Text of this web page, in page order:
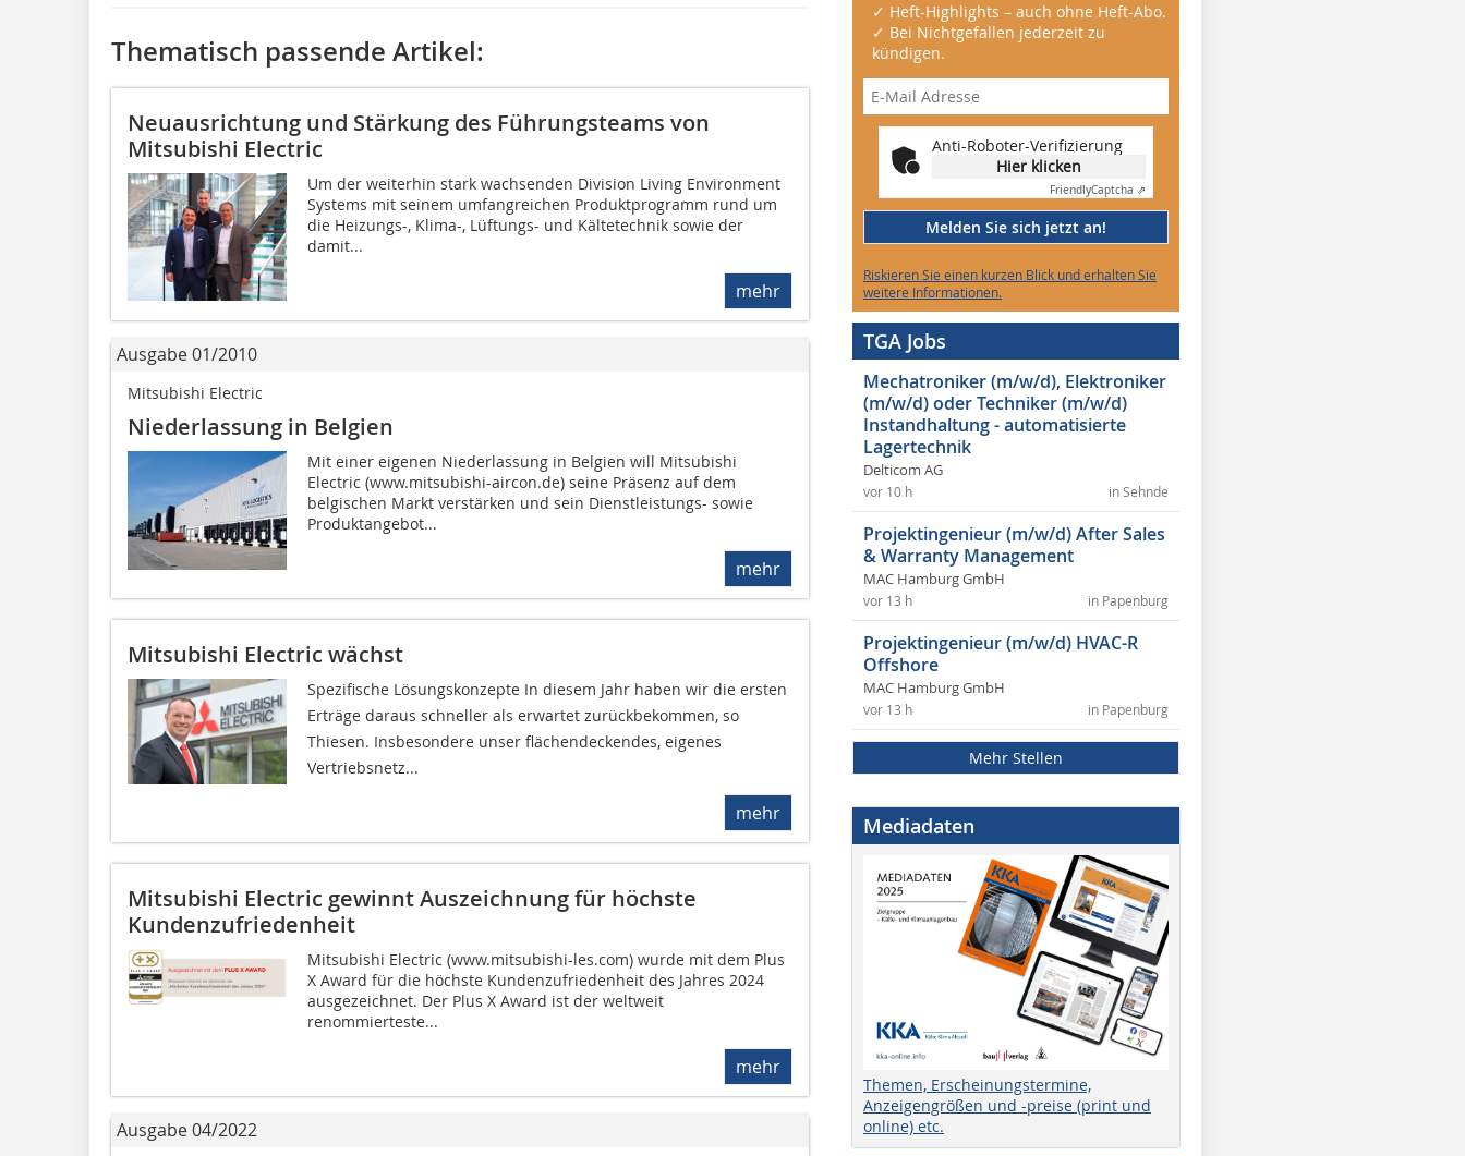
Thematisch passende Artikel:
Neuausrichtung und Stärkung des Führungsteams von
Mitsubishi Electric
Um der weiterhin stark wachsenden Division Living Environment
Systems mit seinem umfangreichen Produktprogramm rund um
die Heizungs-, Klima-, Lüftungs- und Kältetechnik sowie der
damit...
mehr
Ausgabe 01/2010
Mitsubishi Electric
Niederlassung in Belgien
Mit einer eigenen Niederlassung in Belgien will Mitsubishi
Electric (www.mitsubishi-aircon.de) seine Präsenz auf dem
belgischen Markt verstärken und sein Dienstleistungs- sowie
Produkt­angebot...
mehr
Mitsubishi Electric wächst
Spezifische Lösungskonzepte In diesem Jahr haben wir die ersten
Erträge daraus schneller als erwartet zurückbekommen, so
Thiesen. Insbesondere unser flächendeckendes, eigenes
Vertriebsnetz...
mehr
Mitsubishi Electric gewinnt Auszeichnung für höchste
Kundenzufriedenheit
Mitsubishi Electric (www.mitsubishi-les.com) wurde mit dem Plus
X Award für die höchste Kundenzufriedenheit des Jahres 2024
ausgezeichnet. Der Plus X Award ist der weltweit
renommierteste...
mehr
Ausgabe 04/2022
✓ Heft-Highlights – auch ohne Heft-Abo.
✓ Bei Nichtgefallen jederzeit zu
kündigen.
Anti-Roboter-Verifizierung
Hier klicken
FriendlyCaptcha ⇗
Melden Sie sich jetzt an!
Riskieren Sie einen kurzen Blick und erhalten Sie
weitere Informationen.
TGA Jobs
Mechatroniker (m/w/d), Elektroniker
(m/w/d) oder Techniker (m/w/d)
Instandhaltung - automatisierte
Lagertechnik
Delticom AG
in Sehnde
vor 10 h
Projektingenieur (m/w/d) After Sales
& Warranty Management
MAC Hamburg GmbH
in Papenburg
vor 13 h
Projektingenieur (m/w/d) HVAC-R
Offshore
MAC Hamburg GmbH
in Papenburg
vor 13 h
Mehr Stellen
Mediadaten
Themen, Erscheinungstermine,
Anzeigengrößen und -preise (print und
online) etc.